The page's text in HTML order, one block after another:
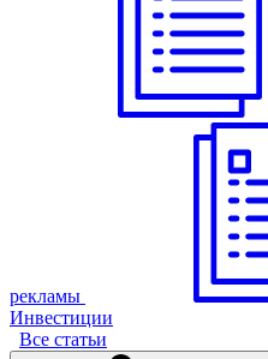
рекламы
Инвестиции
Все статьи